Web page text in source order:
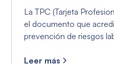
La TPC (Tarjeta
el documento que
prevención de riesgos
Leer más